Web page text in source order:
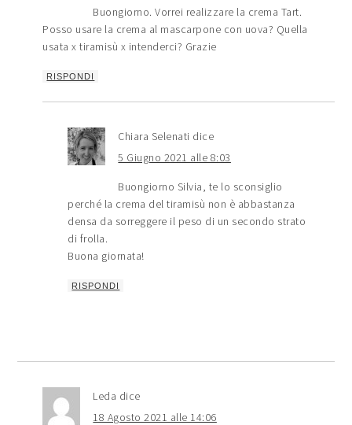
Buongiorno. Vorrei realizzare la crema Tart.
Posso usare la crema al mascarpone con uova? Quella
usata x tiramisù x intenderci? Grazie
RISPONDI
Chiara Selenati dice
5 Giugno 2021 alle 8:03
Buongiorno Silvia, te lo sconsiglio
perché la crema del tiramisù non è abbastanza
densa da sorreggere il peso di un secondo strato
di frolla.
Buona giornata!
RISPONDI
Leda dice
18 Agosto 2021 alle 14:06